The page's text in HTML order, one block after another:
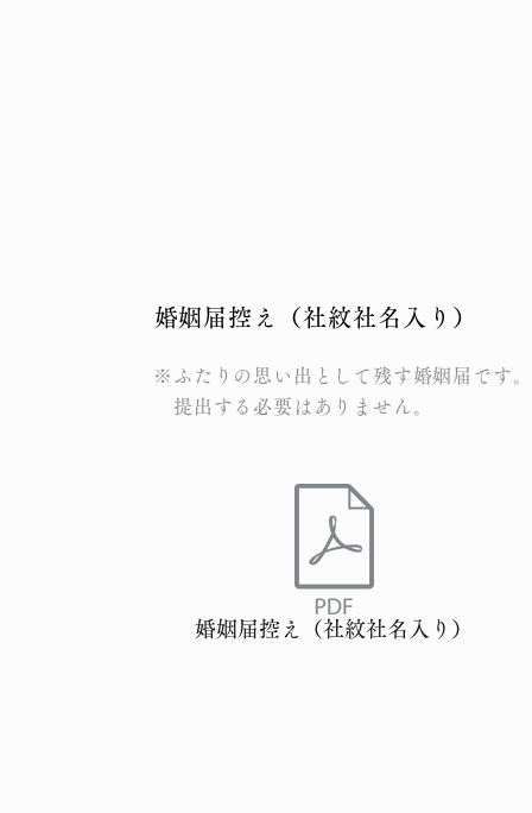
​婚姻届控え（社紋社名入り）
※ふたりの思い出として残す婚姻届です。
​ 提出する必要はありません。
婚姻届控え（社紋社名入り）